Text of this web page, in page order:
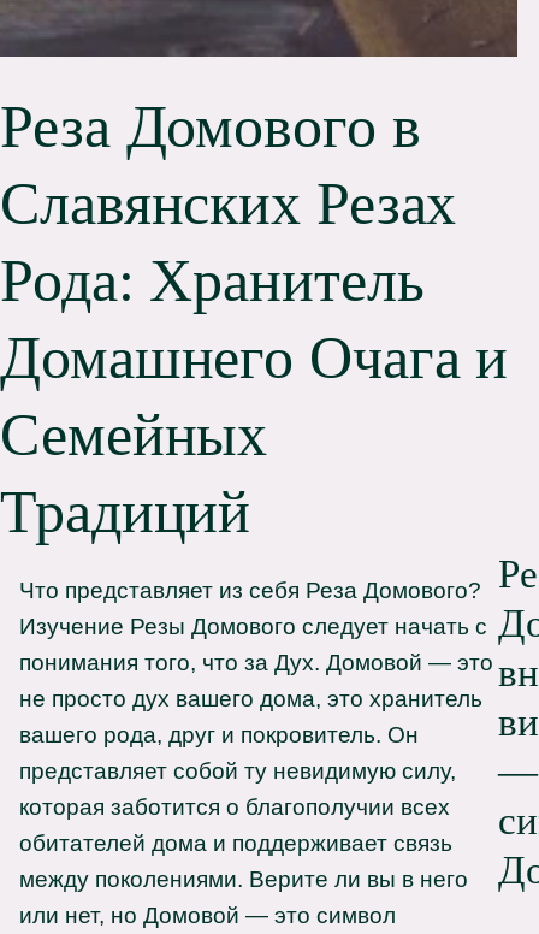
Реза Домового в
Славянских Резах
Рода: Хранитель
Домашнего Очага и
Семейных
Традиций
Что представляет из себя Реза Домового?
Изучение Резы Домового следует начать с
понимания того, что за Дух. Домовой — это
не просто дух вашего дома, это хранитель
вашего рода, друг и покровитель. Он
представляет собой ту невидимую силу,
которая заботится о благополучии всех
обитателей дома и поддерживает связь
между поколениями. Верите ли вы в него
или нет, но Домовой — это символ
—